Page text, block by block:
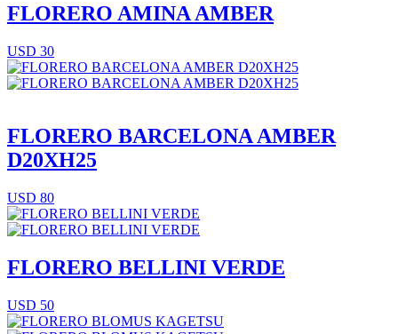
FLORERO AMINA AMBER
USD 30
FLORERO BARCELONA AMBER
D20XH25
USD 80
FLORERO BELLINI VERDE
USD 50